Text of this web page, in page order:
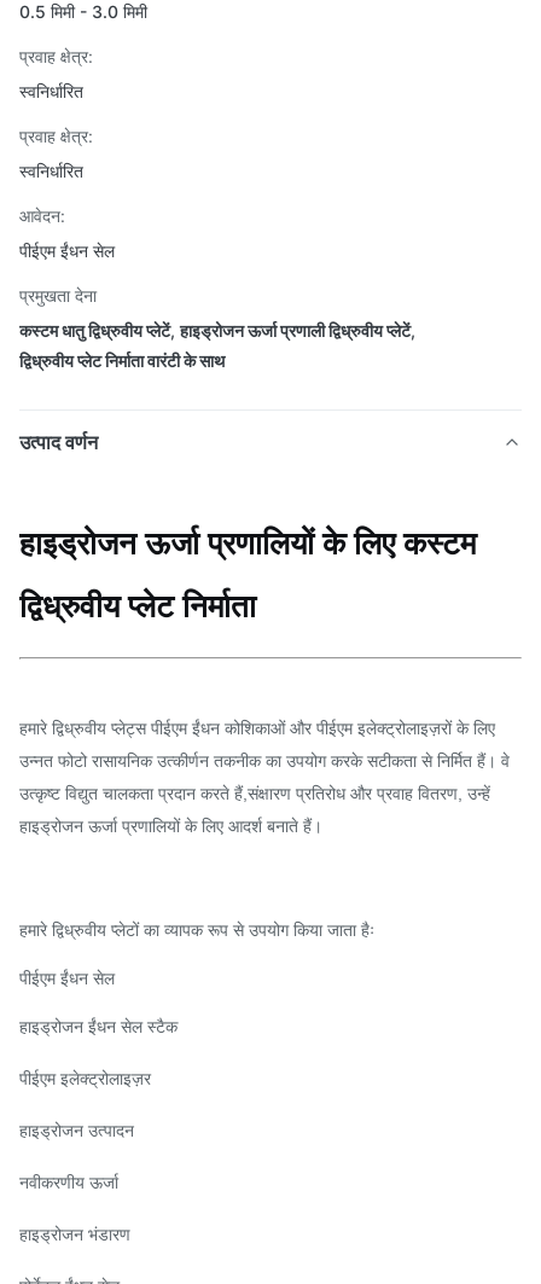
0.5 मिमी - 3.0 मिमी
प्रवाह क्षेत्र:
स्वनिर्धारित
प्रवाह क्षेत्र:
स्वनिर्धारित
आवेदन:
पीईएम ईंधन सेल
प्रमुखता देना
कस्टम धातु द्विध्रुवीय प्लेटें,हाइड्रोजन ऊर्जा प्रणाली द्विध्रुवीय प्लेटें,
द्विध्रुवीय प्लेट निर्माता वारंटी के साथ
उत्पाद वर्णन
हाइड्रोजन ऊर्जा प्रणालियों के लिए कस्टम
द्विध्रुवीय प्लेट निर्माता
हमारे द्विध्रुवीय प्लेट्स पीईएम ईंधन कोशिकाओं और पीईएम इलेक्ट्रोलाइज़रों के लिए
उन्नत फोटो रासायनिक उत्कीर्णन तकनीक का उपयोग करके सटीकता से निर्मित हैं। वे
उत्कृष्ट विद्युत चालकता प्रदान करते हैं,संक्षारण प्रतिरोध और प्रवाह वितरण, उन्हें
हाइड्रोजन ऊर्जा प्रणालियों के लिए आदर्श बनाते हैं।
हमारे द्विध्रुवीय प्लेटों का व्यापक रूप से उपयोग किया जाता हैः
पीईएम ईंधन सेल
हाइड्रोजन ईंधन सेल स्टैक
पीईएम इलेक्ट्रोलाइज़र
हाइड्रोजन उत्पादन
नवीकरणीय ऊर्जा
हाइड्रोजन भंडारण